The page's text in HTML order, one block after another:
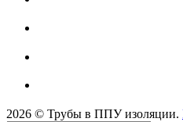
2026 © Трубы в ППУ изоляции.